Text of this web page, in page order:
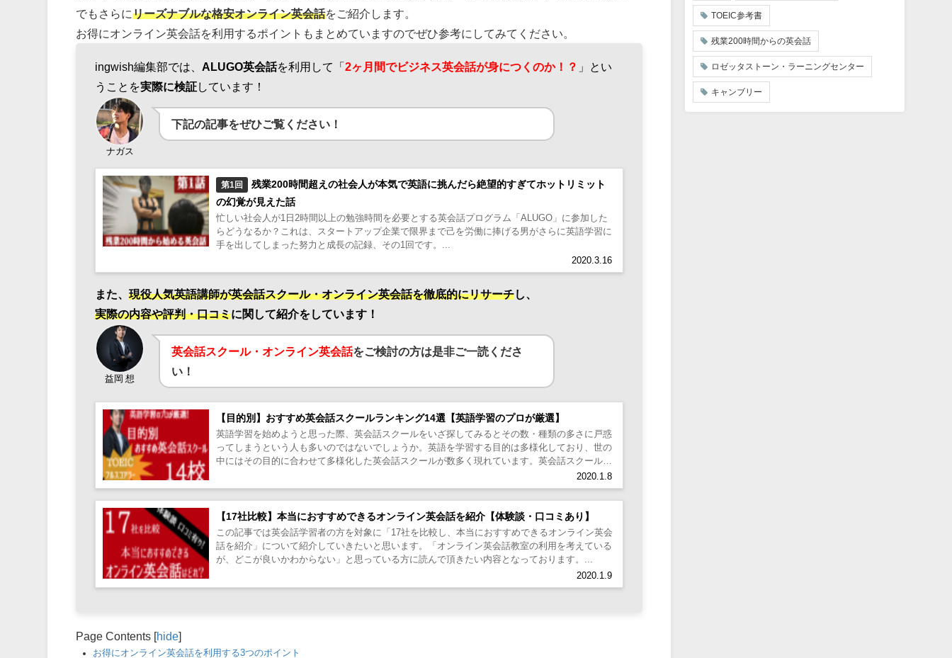
でもさらにリーズナブルな格安オンライン英会話をご紹介します。
お得にオンライン英会話を利用するポイントもまとめていますのでぜひ参考にしてみてください。
ingwish編集部では、 ALUGO英会話を利用して「2ヶ月間でビジネス英会話が身につくのか！？ 」とい
うことを実際に検証しています！
ナガス
下記の記事をぜひご覧ください！
第1回
残業200時間超えの社会人が本気で英語に挑んだら絶望的すぎてホットリミット
の幻覚が見えた話
2020.3.16
忙しい社会人が1日2時間以上の勉強時間を必要とする英会話プログラム「ALUGO」に参加した
らどうなるか？これは、スタートアップ企業で限界まで己を労働に捧げる男がさらに英語学習に
手を出してしまった努力と成長の記録、その1回です。...
また、現役人気英語講師が英会話スクール・オンライン英会話を徹底的にリサーチし、
実際の内容や評判・口コミに関して紹介をしています！
益岡 想
英会話スクール・オンライン英会話をご検討の方は是非ご一読くださ
い！
【目的別】おすすめ英会話スクールランキング14選【英語学習のプロが厳選】
2020.1.8
英語学習を始めようと思った際、英会話スクールをいざ探してみるとその数・種類の多さに戸惑
ってしまうという人も多いのではないでしょうか。英語を学習する目的は多様化しており、世の
中にはその目的に合わせて多様化した英会話スクールが数多く現れています。英会話スクールの
【17社比較】本当におすすめできるオンライン英会話を紹介【体験談・口コミあり】
2020.1.9
この記事では英会話学習者の方を対象に「17社を比較し、本当におすすめできるオンライン英会
話を紹介」について紹介していきたいと思います。「オンライン英会話教室の利用を考えている
が、どこが良いかわからない」と思っている方に読んで頂きたい内容となっております。...
Page Contents [hide]
お得にオンライン英会話を利用する3つのポイント
TOEIC参考書
残業200時間からの英会話
ロゼッタストーン・ラーニングセンター
キャンブリー